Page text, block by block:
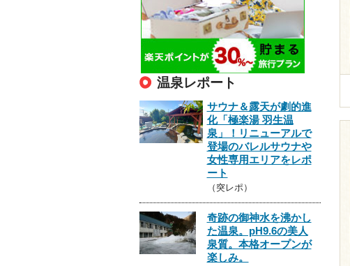
温泉レポート
サウナ＆露天が劇的進
化「極楽湯 羽生温
泉」！リニューアルで
登場のバレルサウナや
女性専用エリアをレポ
ート
（突レポ）
奇跡の御神水を沸かし
た温泉。pH9.6の美人
泉質。本格オープンが
楽しみ。